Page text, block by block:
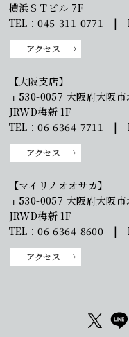
横浜ＳＴビル 7F
TEL：045-311-0771 |
アクセス
【大阪支店】
〒530-0057 大阪府大阪
JRWD梅新 1F
TEL：06-6364-7711 |
アクセス
【マイリノオオサカ】
〒530-0057 大阪府大阪
JRWD梅新 1F
TEL：06-6364-8600 |
アクセス